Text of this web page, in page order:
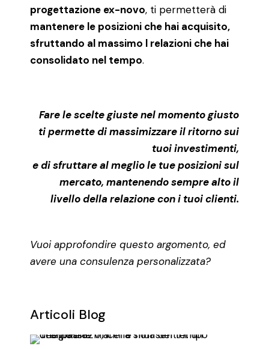
progettazione ex-novo, ti permetterà di
mantenere le posizioni che hai acquisito,
sfruttando al massimo l relazioni che hai
consolidato nel tempo.
Fare le scelte giuste nel momento giusto
ti permette di massimizzare il ritorno sui
tuoi investimenti,
e di sfruttare al meglio le tue posizioni sul
mercato, mantenendo sempre alto il
livello della relazione con i tuoi clienti.
Vuoi approfondire questo argomento, ed
avere una consulenza personalizzata?
Articoli Blog